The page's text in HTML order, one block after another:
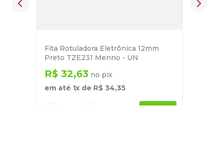
Fita Rotuladora Eletrônica 12mm
Preto TZE231 Menno - UN
R$ 32,63 no pix
em até 1x de R$ 34,35